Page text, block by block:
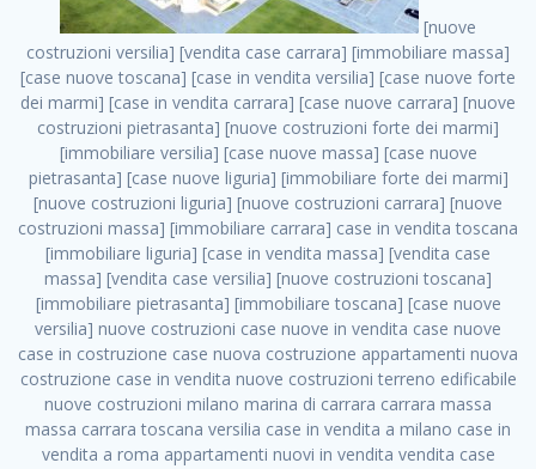
[nuove costruzioni versilia] [vendita case carrara] [immobiliare massa] [case nuove toscana] [case in vendita versilia] [case nuove forte dei marmi] [case in vendita carrara] [case nuove carrara] [nuove costruzioni pietrasanta] [nuove costruzioni forte dei marmi] [immobiliare versilia] [case nuove massa] [case nuove pietrasanta] [case nuove liguria] [immobiliare forte dei marmi] [nuove costruzioni liguria] [nuove costruzioni carrara] [nuove costruzioni massa] [immobiliare carrara] case in vendita toscana [immobiliare liguria] [case in vendita massa] [vendita case massa] [vendita case versilia] [nuove costruzioni toscana] [immobiliare pietrasanta] [immobiliare toscana] [case nuove versilia] nuove costruzioni case nuove in vendita case nuove case in costruzione case nuova costruzione appartamenti nuova costruzione case in vendita nuove costruzioni terreno edificabile nuove costruzioni milano marina di carrara carrara massa massa carrara toscana versilia case in vendita a milano case in vendita a roma appartamenti nuovi in vendita vendita case milano case in vendita torino case in vendita milano case di nuova costruzione nuove costruzioni roma case in vendita roma , gli affitti di casa . vendita case roma vendita case torino villette nuova costruzione vendita case privati cerco casa milano vendita case impresa edile vendita case genova vendita immobili vendita case nuove cerco casa ville nuova costruzione annunci case in vendita case in vendita nuova costruzione nuove case in vendita case in vendita da privati villette a schiera cerco casa in vendita case in affitto vendita nuove costruzioni costruire case affitto affitto negozio milano cerco casa roma cerco casa nuova costruzione appartamenti in costruzione, gli affitti di casa . case nuove vendita case in vendita nuove case nuove milano nuove costruzioni morena case in vendita costruzioni case case in vendita tor vergata nuova annunci vendita case case in vendita milano centro, gli affitti di casa . vendita case nuova costruzione case in vendita privati agenzia immobiliare appartamenti di nuova costruzione ville in costruzione case in vendita a opera nuova costruzione nuove costruzioni torino, gli affitti di casa . appartamenti nuovi impresa edile roma trova casa costruzioni nuove appartamenti in affitto cantieri in costruzione, gli affitti di casa . immobiliare nuove costruzioni case in vendita dragona appartamenti in vendita siti vendita case case in vendita roma nord nuovi costruzioni ville nuove in vendita nuove costruzioni in vendita trovocasa cerco casa affitto villette in vendita nuove costruzioni immobiliari nuove costruzioni bologna toscano immobiliare palermo nuovi appartamenti vendita case dragona nuova costruzione case in vendita villaggio prenestino, gli affitti di casa . case in vendita dal costruttore imprese edili torino nuove costruzioni firenze immobiliare case nuove in costruzione toscano immobiliare milano, gli affitti di casa . casanuova case in vendita acilia dragona case in vendita di nuova costruzione case in vendita da costruttore nuove costruzioni eur case e cantieri appartamenti in vendita nuova costruzione case in vendita a dragona roma case in vendita nuove case in costruzione porta portese immobiliare appartamenti cerco casa disperatamente case in vendita torresina cascine in vendita vendita immobili roma, gli affitti di casa . milano nuove costruzioni morena case in vendita costruzioni edili nuove costruzioni catania visure catastali on line gratis nuove costruzioni monza case in costruzione milano, gli affitti di casa . nuove costruzioni boccea vendita immobili milano attico immobiliare roma vendita imprese edili bergamo impresa edile bologna case in vendita a classe appartamento nuovo nuove costruzioni pietralata case costruzione case in vendita roma sud nuove costruzioni residenziali a milano appartamenti nuova costruzione milano case in vendita boccea case in vendita morena nuove costruzioni vendita immobili privati, gli affitti di casa . comprare casa nuova costruzione case in vendita con leasing case in vendita ostia antica case nuova costruzione milano appartamenti nuovi milano case nuove roma nuove costruzioni bari edilizia convenzionata case in vendita a tortona villaggio prenestino case in vendita toscano immobiliare professione casa nuove costruzioni parma impresa costruzioni nuove case nuove costruzioni bergamo vendita immobili torino ville di nuova costruzione solo affitti appartamento nuovo in vendita appartamenti nuova costruzione roma case nuova costruzione roma, gli affitti di casa . nuove costruzioni a milano case in costruzione roma impresa di costruzioni grimaldi immobiliare costruzioni villetta nuova costruzione case in vendita da imprese edili cerco casa a acquisto casa in costruzione nuove costruzioni mare costruzioni immobiliari cantieri nuove costruzioni acquisto casa nuova costruzione nuove costruzioni padova comprare casa in costruzione impresa edile napoli nuove costruzioni pescara casa risorse immobiliari, gli affitti di casa . immobili in costruzione villette nuove villette nuove in vendita gabetti imprese edili verona nuove costruzioni milano sud nuovi immobili nuove costruzioni legnano, gli affitti di casa . cantieri nuove costruzioni milano villa nuova case vendita nuove costruzioni appartamenti in vendita nuovi immobili nuovi costruttori case imprese edili brescia nuovi appartamenti milano case in vendita selva nera casa nuova retecasa case nuova costruzione in vendita monolocale imprese edili firenze imprese edili padova frimm vendita case dragona nuove costruzioni vendita imprese edili parma imprese di costruzioni milano immobiliare toscano frimm immobiliare roma case case dal costruttore acquisto terreno agricolo imprese edili italiane roma vende casa case nuove a milano nuove costruzioni a roma imprese costruzioni roma cerco casa nuova immobili di nuova costruzione case in vendita castelverde roma impresa edile palermo rent to buy roma nuove costruzioni, gli affitti di casa . tempocasa case in vendita a riscatto nuove costruzioni varese nuove costruzioni bolzano vendita case in costruzione nuove costruzioni lecce cantiere milano costruire villa imprese edili treviso impresa edile catania case in vendita roma tiburtina vendita appartamenti nuova costruzione vendita immobili commerciali case nuove in vendita milano nuove costruzioni seregno cerca casa vendita cerco casa milano vendita nuove costruzioni milano ovest vendita case nuove milano imprese edili modena nuove costruzioni milano centro case in vendita aranova nuove abitazioni, gli affitti di casa ., gli affitti di casa . nuove costruzioni brescia nuove costruzioni como appartamenti nuovi in vendita a milano case in vendita bologna nuove costruzioni appartamenti in vendita milano nuova costruzione imprese edili como morena nuove costruzioni nuove costruzioni case vendita appartamenti nuovi nuove costruzioni salerno eurekasa villette in costruzione bilocali nuovi case nuove in vendita a roma case in vendita con permuta nuove costruzioni trento impresa edile varese imprese costruzioni milano imprese edili venezia case in vendita prenestina imprese edili spa nuove costruzioni gallarate roma nuove costruzioni case in nuova costruzione nuovi case nuove in vendita a milano nuove costruzioni loano nuovi cantieri milano imprese edili novara case in vendita roma est imprese di costruzioni roma appartamenti in costruzione milano nuovi cantieri cerco casa vendita milano nuove costruzioni brugherio vendita case da imprese edili imprese edili udine nuove costruzioni direttamente dal costruttore imprese edili vicenza case in vendita a loano nuova costruzione nuove villette prezzi case nuove case in vendita in costruzione compravendita terreno agricolo cantiere, gli affitti di casa . case in vendita milano navigli costruzione nuova casa costruzioni nuove milano nuove costruzioni roma rent to buy nuove costruzioni taranto palazzo in costruzione vendita appartamenti nuova costruzione milano centro costruzioni milano case in vendita milano nuove costruzioni case in vendita milano sud impresa edile como case nuove a roma boccea case in vendita imprese edili trento nuove costruzioni buccinasco case in costruzione a milano nuove costruzioni ripamonti case in vendita a salerno nuove costruzioni nuove residenze milano case nuove vendita milano nuove costruzioni milano nord nuove costruzioni livorno vendita nuove costruzioni roma nuove costruzioni liguria costruzioni roma cerco casa roma vendita nuove costruzioni classe a impresa edile rimini nuovi annunci case in vendita nuove costruzioni magenta todini costruzioni case grezze in vendita vendita appartamenti nuovi milano case in vendita gallaratese milano nuove costruzioni arezzo, gli affitti di casa . case in vendita castelverde case nuove dal costruttore nuovo appartamento nuove costruzioni desenzano imprese edili lombardia imprese edili veneto appartamenti in costruzione roma case vendita pescara nuove costruzioni case in vendita ad acilia imprese edili verona e provincia nuove costruzioni desio appartamenti classe a milano firenze nuove costruzioni pirelli re immobiliare grandi imprese di costruzioni case in vendita torresina roma case in vendita navigli milano nuove costruzioni roma centro nuovecostruzioni appartamenti nuovi a milano impresa edile ancona nuove residenze dragona case in vendita nuove costruzioni brindisi vendita nuove costruzioni milano case in vendita arredate nuove case milano case nuove milano centro sito impresa edile nuove costruzioni montesilvano case vendita monza nuove costruzioni vendit